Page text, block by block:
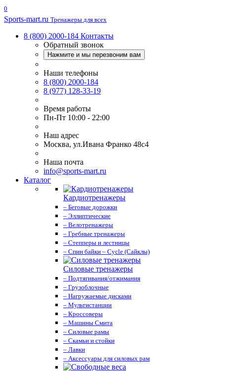
0
Sports-mart.ru Тренажеры для всех
8 (800) 2000-184 Контакты
Обратный звонок
Нажмите и мы перезвоним вам
Наши телефоны
8 (800) 2000-184
8 (977) 128-33-19
Время работы
Пн-Пт 10:00 - 22:00
Наш адрес
Москва, ул.Ивана Франко 48с4
Наша почта
info@sports-mart.ru
Каталог
Кардиотренажеры
– Беговые дорожки
– Эллиптические
– Велотренажеры
– Гребные тренажеры
– Степперы и лестницы
– Спин байки – Cycle (Сайклы)
Силовые тренажеры
– Подтягивания/отжимания
– Грузоблочные
– Нагружаемые дисками
– Мультистанции
– Кроссоверы
– Машины Смита
– Силовые рамы
– Скамьи и стойки
– Лавки
– Аксессуары для силовых рам